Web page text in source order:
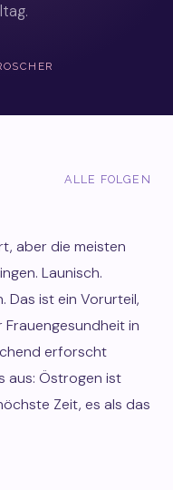
ALLE FOLGEN
aber die meisten
Launisch.
Das ist ein Vorurteil,
in
erforscht
aus: Östrogen ist
Zeit, es als das